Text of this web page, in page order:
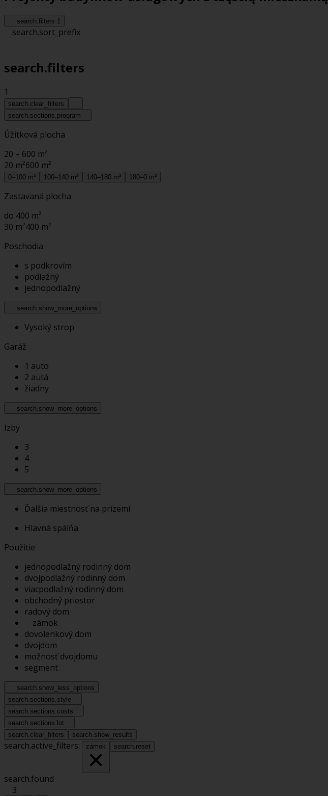
search.filters 1
search.sort_prefix
search.filters
1
search.clear_filters
search.sections.program
Úžitková plocha
20 – 600 m²
20 m²600 m²
0–100 m² 100–140 m² 140–180 m² 180–0 m²
Zastavaná plocha
do 400 m²
30 m²400 m²
Poschodia
s podkrovím
podlažný
jednopodlažný
search.show_more_options
Vysoký strop
Garáž
1 auto
2 autá
žiadny
search.show_more_options
Izby
3
4
5
search.show_more_options
Ďalšia miestnosť na prízemí
Hlavná spálňa
Použitie
jednopodlažný rodinný dom
dvojpodlažný rodinný dom
viacpodlažný rodinný dom
obchodný priestor
radový dom
zámok
dovolenkový dom
dvojdom
možnosť dvojdomu
segment
search.show_less_options
search.sections.style
search.sections.costs
search.sections.lot
search.clear_filters
search.show_results
search.active_filters: zámok search.reset
search.found
3